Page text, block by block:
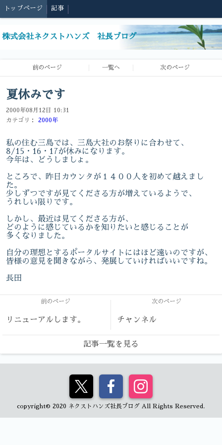
トップページ 記事
株式会社ネクストハンズ 社長ブログ
前のページ 一覧へ 次のページ
夏休みです
2000年08月12日 10:31
カテゴリ：
2000年
私の住む三島では、三島大社のお祭りに合わせて、
8/15・16・17が休みになります。
今年は、どうしましょ。
ところで、昨日カウンタが１４００人を初めて越えまし
た。
少しずつですが見てくださる方が増えているようで、
うれしい限りです。
しかし、最近は見てくださる方が、
どのように感じているかを知りたいと感じることが
多くなりました。
自分の理想とするポータルサイトにはほど遠いのですが、
皆様の意見を聞きながら、発展していければいいですね。
長田
前のページ
リニューアルします。
次のページ
チャンネル
記事一覧を見る
copyright© 2020 ネクストハンズ社長ブログ All Rights Reserved.